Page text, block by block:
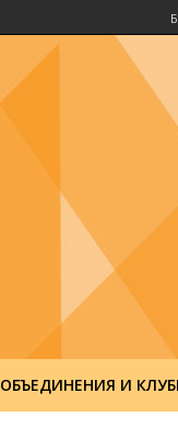
ОБЪЕДИНЕНИЯ И